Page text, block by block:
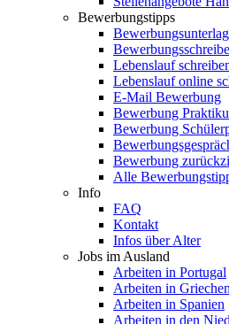
Bewerbungstipps
Lebenslauf
Lebenslauf online
E-Mail Bewerbung
Bewerbung
Bewerbung
Bewerbung
Alle
Info
FAQ
Kontakt
Infos über Alter
Jobs im Ausland
Arbeiten in Portugal
Arbeiten in
Arbeiten in Spanien
Arbeiten in den